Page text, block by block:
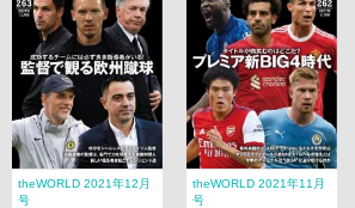
theWORLD 2021年12月
号
theWORLD 2021年11月
号